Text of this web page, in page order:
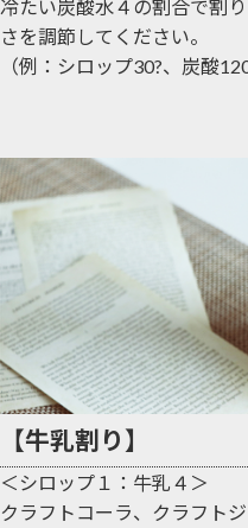
冷たい炭酸水４の割合で割
さを調節してください。
（例：シロップ30?、炭酸
【牛乳割り】
＜シロップ１：牛乳４＞
クラフトコーラ、クラフト